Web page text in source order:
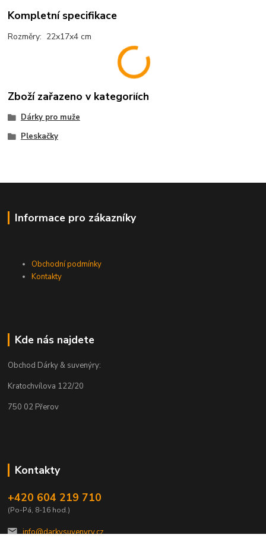
Kompletní specifikace
Rozměry: 22x17x4 cm
Zboží zařazeno v kategoriích
Dárky pro muže
Pleskačky
Informace pro zákazníky
Obchodní podmínky
Kontakty
Kde nás najdete
Obchod Dárky & suvenýry:
Kratochvílova 122/20
750 02 Přerov
Kontakty
+420 604 219 710
(Po-Pá, 8-16 hod.)
info@darkysuvenyry.cz.